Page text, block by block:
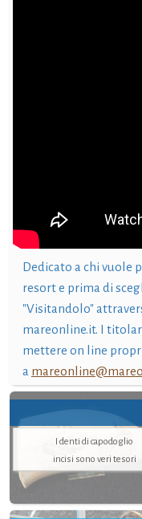
Dedicato a chi vuole
resort e prima di
"Visitandolo"
mareonline.it. I
mettere on line
a
I denti di capodoglio
incisi sono veri tesori